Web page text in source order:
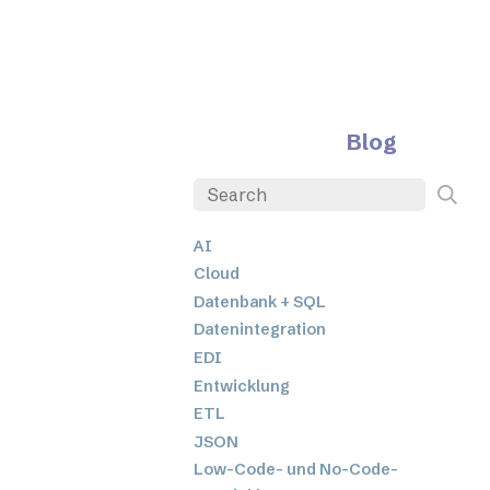
Blog
AI
Cloud
Datenbank + SQL
Datenintegration
EDI
Entwicklung
ETL
JSON
Low-Code- und No-Code-